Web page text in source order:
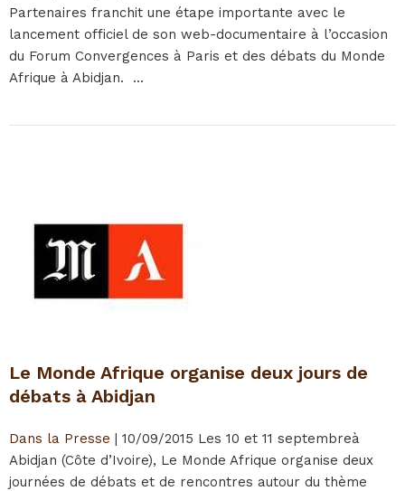
Partenaires franchit une étape importante avec le
lancement officiel de son web-documentaire à l’occasion
du Forum Convergences à Paris et des débats du Monde
Afrique à Abidjan. ...
Le Monde Afrique organise deux jours de
débats à Abidjan
Dans la Presse | 10/09/2015 Les 10 et 11 septembreà
Abidjan (Côte d’Ivoire), Le Monde Afrique organise deux
journées de débats et de rencontres autour du thème